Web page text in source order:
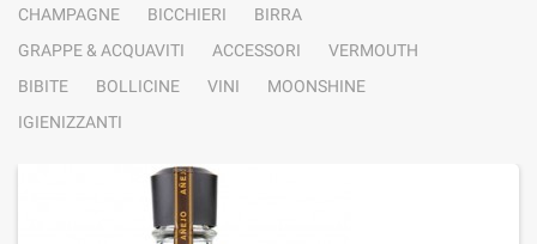
CHAMPAGNE
BICCHIERI
BIRRA
GRAPPE & ACQUAVITI
ACCESSORI
VERMOUTH
BIBITE
BOLLICINE VINI
MOONSHINE
IGIENIZZANTI